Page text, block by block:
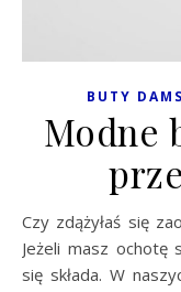
BUTY
Modne
Czy zdążyłaś się
Jeżeli masz
się składa. W